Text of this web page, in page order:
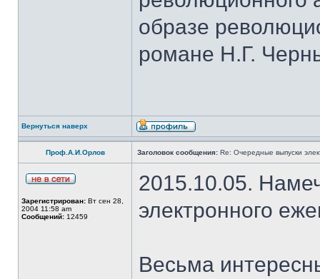
образе
романе Н.Г.
Вернуться наверх
Проф.А.И.Орлов Заголовок сообщения: Re: Очередные выпуски
Зарегистрирован: Вт сен 28,
2004 11:58 am
Сообщений: 12459
2015.10.05.
электронного
Весьма